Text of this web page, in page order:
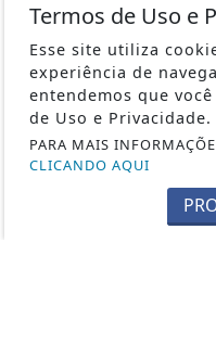
JUNDIAÍ - SP
GERAL
CAMPINAS-SP
INDAIATUBA-SP
TRAGÉDIA
MAIS NOTÍCIAS
Termos de Uso e
Esse site utiliza
experiência de
entendemos que
de Uso e Privacidade.
PARA MAIS
CLICANDO AQUI